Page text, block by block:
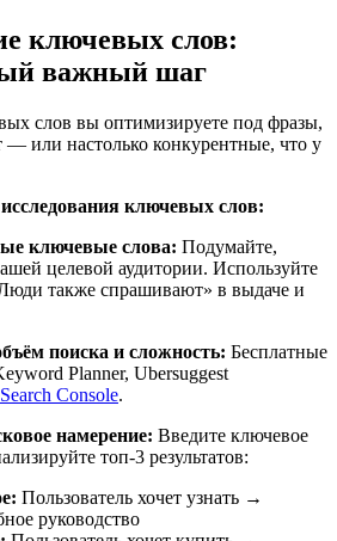
ключевых слов:
важный шаг
слов вы оптимизируете под фразы,
или настолько конкурентные, что у
ключевых слов:
ключевые слова: Подумайте,
целевой аудитории. Используйте
также спрашивают» в выдаче и
поиска и сложность: Бесплатные
Planner, Ubersuggest
Console.
намерение: Введите ключевое
топ-3 результатов:
Пользователь хочет узнать →
руководство